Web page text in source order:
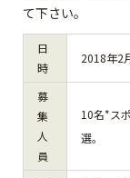
て下さい。
日
時
2018年2
募
集
人
員
10名*ス
選。